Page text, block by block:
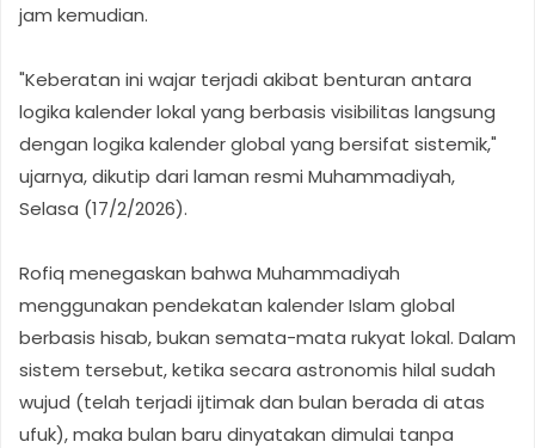
jam kemudian.
"Keberatan ini wajar terjadi akibat benturan antara
logika kalender lokal yang berbasis visibilitas langsung
dengan logika kalender global yang bersifat sistemik,"
ujarnya, dikutip dari laman resmi Muhammadiyah,
Selasa (17/2/2026).
Rofiq menegaskan bahwa Muhammadiyah
menggunakan pendekatan kalender Islam global
berbasis hisab, bukan semata-mata rukyat lokal. Dalam
sistem tersebut, ketika secara astronomis hilal sudah
wujud (telah terjadi ijtimak dan bulan berada di atas
ufuk), maka bulan baru dinyatakan dimulai tanpa